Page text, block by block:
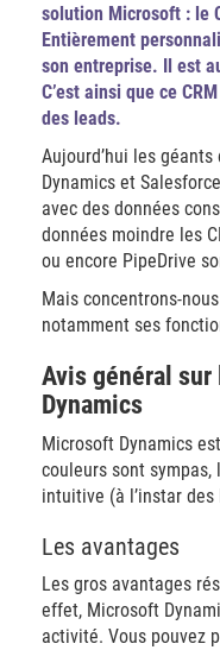
solution Microsoft : le
Entièrement
son entreprise. Il est
C’est ainsi que ce
des leads.
Aujourd’hui les
Dynamics et
avec des données
données moindre les
ou encore PipeDrive
Mais concentrons-
notamment ses
Avis général
Dynamics
Microsoft Dynamics
couleurs sont
intuitive (à l’instar
Les avantages
Les gros avantages
effet, Microsoft
activité. Vous pouvez